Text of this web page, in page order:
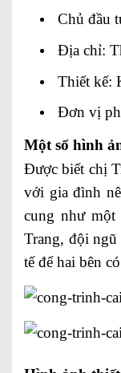
Chủ đầu
Địa chỉ:
Thiết kế:
Đơn vị
Một số hình
Được biết chị
với gia đình
cung như một
Trang, đội ngũ
tế để hai bên